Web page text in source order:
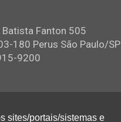
Batista Fanton 505
180 Perus São Paulo/SP
9200
sites/portais/sistemas e